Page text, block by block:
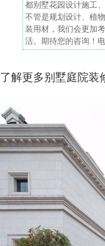
都别墅花园设计施工
不管是规划设计、植
装用材，我们会更加
活。期待您的咨询！电
了解更多别墅庭院装